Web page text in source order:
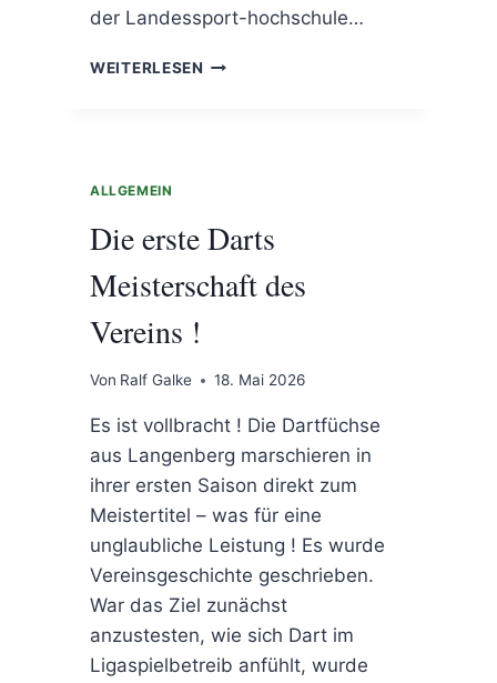
der Landessport-hochschule…
WEITERLESEN RALF
ALLGEMEIN
Die erste Darts
Meisterschaft des
Vereins !
Von Ralf Galke 18. Mai 2026
Es ist vollbracht ! Die Dartfüchse
aus Langenberg marschieren in
ihrer ersten Saison direkt zum
Meistertitel – was für eine
unglaubliche Leistung ! Es wurde
Vereinsgeschichte geschrieben.
War das Ziel zunächst
anzustesten, wie sich Dart im
Ligaspielbetreib anfühlt, wurde